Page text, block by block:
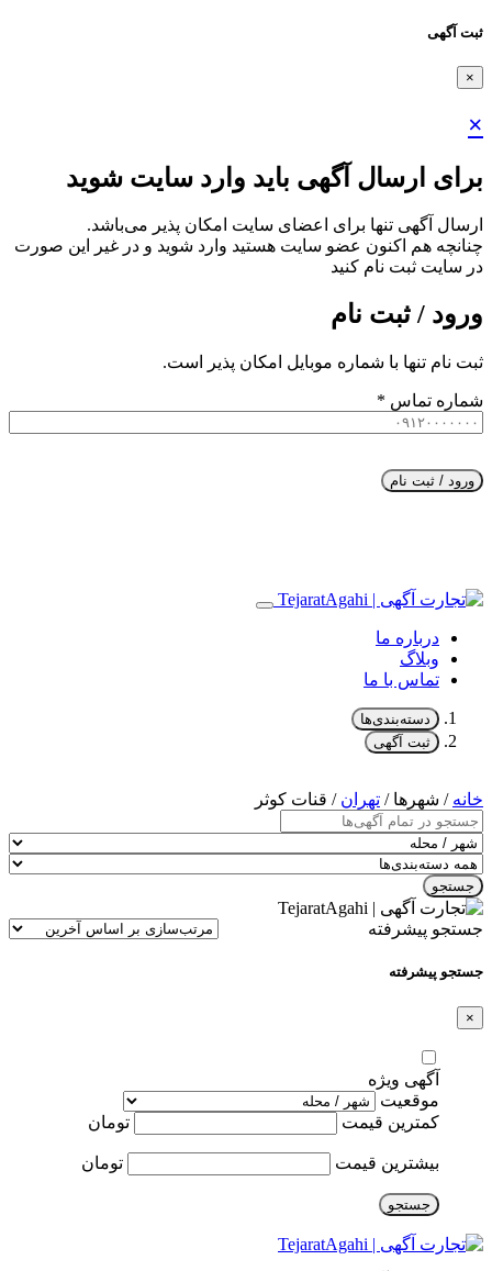
ثبت آگهی
×
×
برای ارسال آگهی باید وارد سایت شوید
ارسال آگهی تنها برای اعضای سایت امکان پذیر می‌باشد.
چنانچه هم‌ اکنون عضو سایت هستید وارد شوید و در غیر این صورت
در سایت ثبت نام کنید
ورود / ثبت نام
ثبت نام تنها با شماره موبایل امکان پذیر است.
شماره تماس *
ورود / ثبت نام
درباره ما
وبلاگ
تماس با ما
دسته‌بندی‌ها
ثبت آگهی
خانه / شهرها / تهران / قنات کوثر
جستجو
جستجو پیشرفته
جستجو پیشرفته
×
آگهی ویژه
موقعیت
کمترین قیمت
تومان
بیشترین قیمت تومان
جستجو